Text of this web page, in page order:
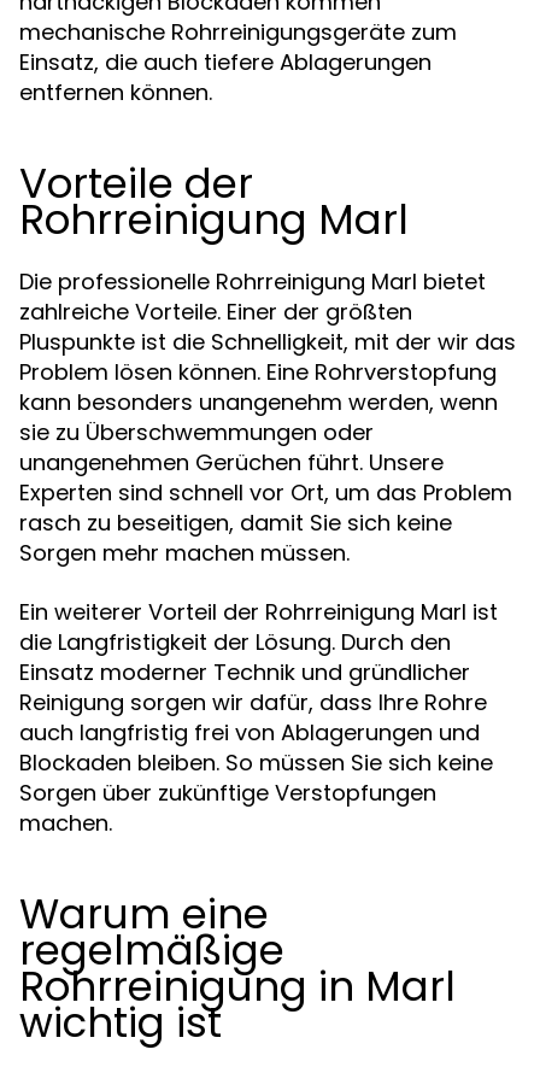
mechanische Rohrreinigungsgeräte zum
Einsatz, die auch tiefere Ablagerungen
entfernen können.
Vorteile der
Rohrreinigung Marl
Die professionelle Rohrreinigung Marl bietet
zahlreiche Vorteile. Einer der größten
Pluspunkte ist die Schnelligkeit, mit der wir das
Problem lösen können. Eine Rohrverstopfung
kann besonders unangenehm werden, wenn
sie zu Überschwemmungen oder
unangenehmen Gerüchen führt. Unsere
Experten sind schnell vor Ort, um das Problem
rasch zu beseitigen, damit Sie sich keine
Sorgen mehr machen müssen.
Ein weiterer Vorteil der Rohrreinigung Marl ist
die Langfristigkeit der Lösung. Durch den
Einsatz moderner Technik und gründlicher
Reinigung sorgen wir dafür, dass Ihre Rohre
auch langfristig frei von Ablagerungen und
Blockaden bleiben. So müssen Sie sich keine
Sorgen über zukünftige Verstopfungen
machen.
Warum eine
regelmäßige
Rohrreinigung in Marl
wichtig ist